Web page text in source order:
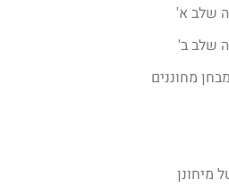
שלב א'
שלב ב'
מחוננים
מיחונן